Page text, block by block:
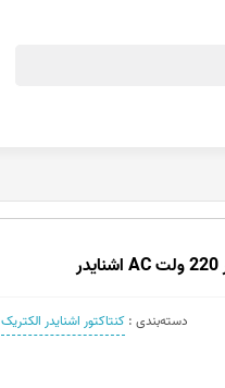
دسته‌بندی :کنتاکتور اشنایدر الکتریک